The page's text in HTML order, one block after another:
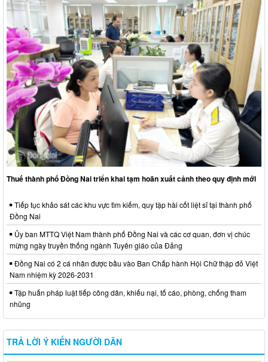
Thuế thành phố Đồng Nai triển khai tạm hoãn xuất cảnh theo quy định mới
Tiếp tục khảo sát các khu vực tìm kiếm, quy tập hài cốt liệt sĩ tại thành phố
Đồng Nai
Ủy ban MTTQ Việt Nam thành phố Đồng Nai và các cơ quan, đơn vị chúc
mừng ngày truyền thống ngành Tuyên giáo của Đảng
Đồng Nai có 2 cá nhân được bầu vào Ban Chấp hành Hội Chữ thập đỏ Việt
Nam nhiệm kỳ 2026-2031
Tập huấn pháp luật tiếp công dân, khiếu nại, tố cáo, phòng, chống tham
nhũng
TRẢ LỜI Ý KIẾN NGƯỜI DÂN